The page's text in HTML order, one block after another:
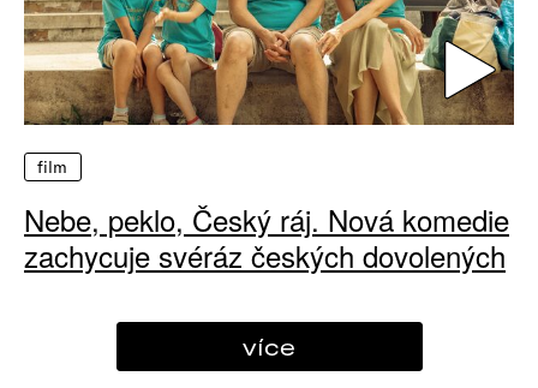
film
Nebe, peklo, Český ráj. Nová komedie
zachycuje svéráz českých dovolených
více